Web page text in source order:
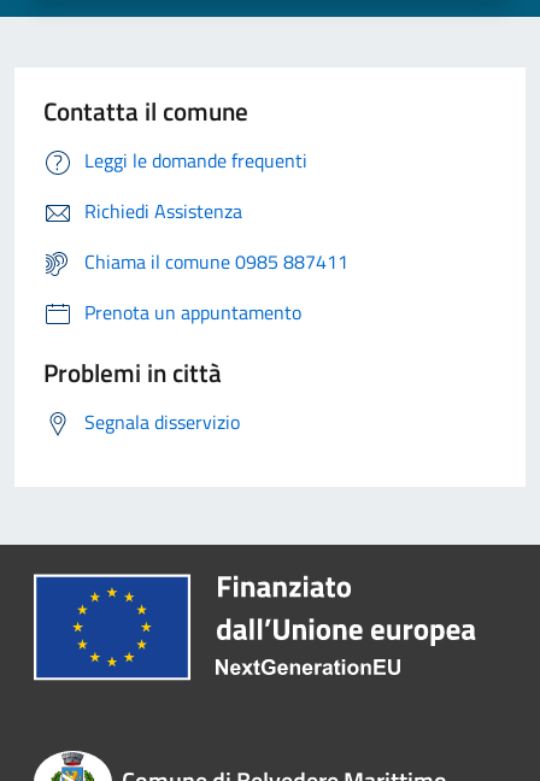
Contatta il comune
Leggi le domande frequenti
Richiedi Assistenza
Chiama il comune 0985 887411
Prenota un appuntamento
Problemi in città
Segnala disservizio